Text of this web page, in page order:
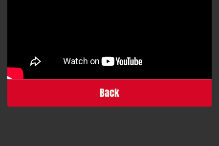
Back